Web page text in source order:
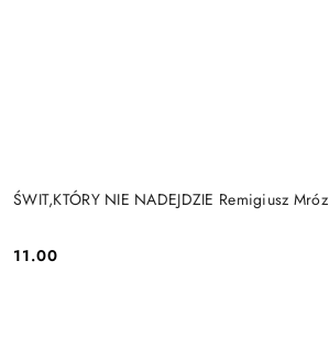
ŚWIT,KTÓRY NIE NADEJDZIE Remigiusz Mróz
Cena:
11.00